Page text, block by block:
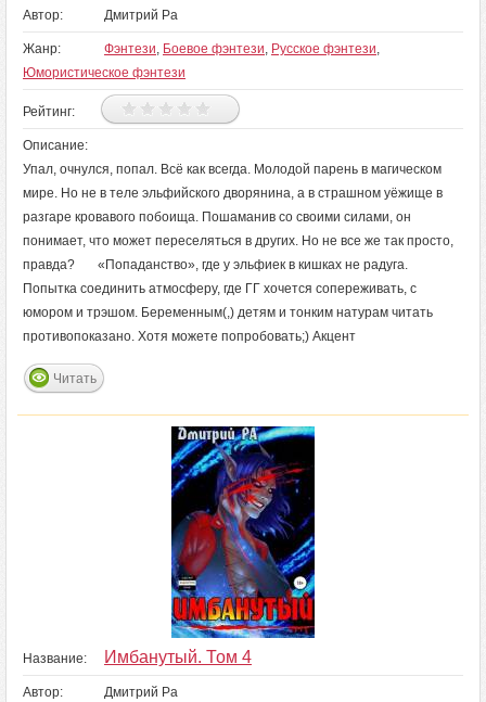
Автор: Дмитрий Ра
Жанр: Фэнтези, Боевое фэнтези, Русское фэнтези,
Юмористическое фэнтези
Рейтинг:
Описание:
Упал, очнулся, попал. Всё как всегда. Молодой парень в магическом
мире. Но не в теле эльфийского дворянина, а в страшном уёжище в
разгаре кровавого побоища. Пошаманив со своими силами, он
понимает, что может переселяться в других. Но не все же так просто,
правда? «Попаданство», где у эльфиек в кишках не радуга.
Попытка соединить атмосферу, где ГГ хочется сопереживать, с
юмором и трэшом. Беременным(,) детям и тонким натурам читать
противопоказано. Хотя можете попробовать;) Акцент
Читать
Название: Имбанутый. Том 4
Автор: Дмитрий Ра